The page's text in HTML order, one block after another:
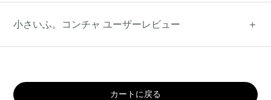
小さいふ。コンチャ ユーザーレビュー
カートに戻る